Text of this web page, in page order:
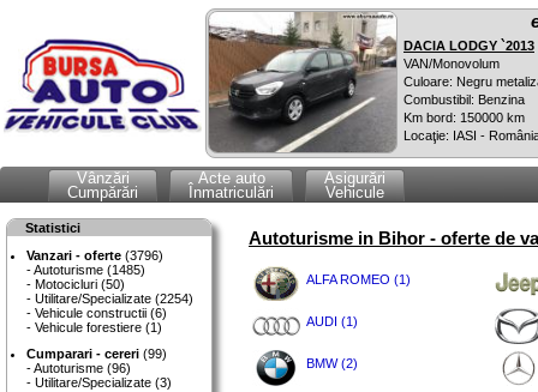
DACIA LODGY `2013
VAN/Monovolum
Culoare: Negru
Combustibil: Benzina
Km bord: 150000 km
Locaţie: IASI -
Vânzări
Cumpărări
Acte auto
Înmatriculări
Asigurări
Vehicule
Statistici
Vanzari - oferte (3796)
Autoturisme (1485)
Motocicluri (50)
Utilitare/Specializate (2254)
Vehicule constructii (6)
Vehicule forestiere (1)
Cumparari - cereri (99)
Autoturisme (96)
Utilitare/Specializate (3)
Autoturisme in Bihor - oferte de
ALFA ROMEO (1)
AUDI (1)
BMW (2)